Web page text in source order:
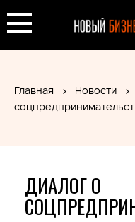
Главная Новости
ДИАЛОГ О